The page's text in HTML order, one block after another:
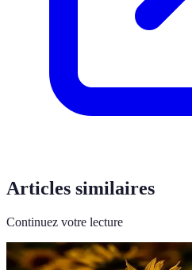
Articles similaires
Continuez votre lecture